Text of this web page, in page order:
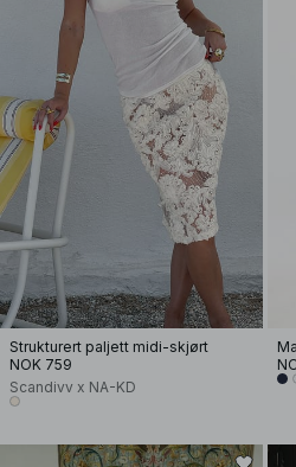
Strukturert paljett midi-skjørt
NOK 759
Scandivv x NA-KD